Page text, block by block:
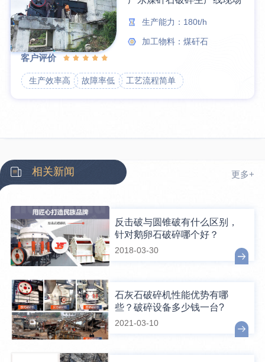
生产能力：180t/h
加工物料：煤矸石
客户评价
生产效率高 故障率低 工艺流程简单
相关新闻 更多+
反击破与圆锥破有什么区别，
针对鹅卵石破碎哪个好？
2018-03-30
石灰石破碎机性能优势有哪
些？破碎设备多少钱一台?
2021-03-10